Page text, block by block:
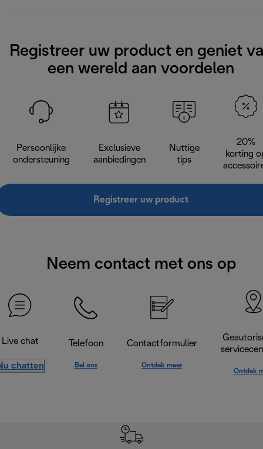
Registreer uw product en geniet
een wereld aan voordelen
Persoonlijke
ondersteuning
Exclusieve
aanbiedingen
Nuttige
tips
20%
korting
Registreer uw product
Neem contact met ons op
Live chat
chatten
Telefoon
Bel ons
Contactformulier
Ontdek meer
Ontdek